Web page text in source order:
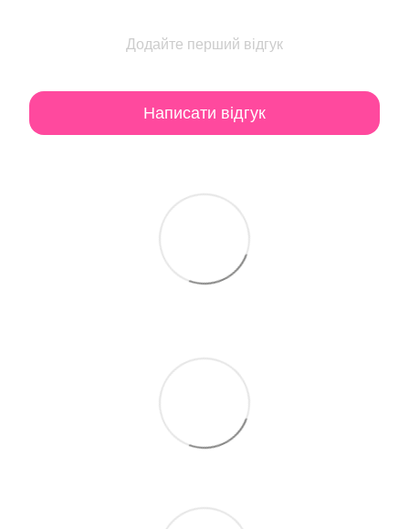
Додайте перший відгук
Написати відгук